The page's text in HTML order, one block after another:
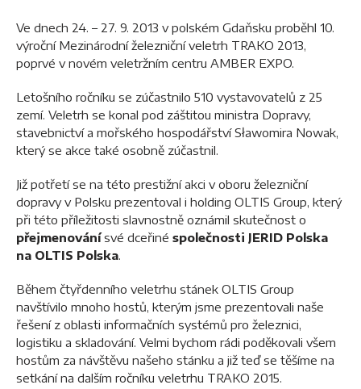
Ve dnech 24. – 27. 9. 2013 v polském Gdaňsku proběhl 10.
výroční Mezinárodní železniční veletrh TRAKO 2013,
poprvé v novém veletržním centru AMBER EXPO.
Letošního ročníku se zúčastnilo 510 vystavovatelů z 25
zemí. Veletrh se konal pod záštitou ministra Dopravy,
stavebnictví a mořského hospodářství Sławomira Nowak,
který se akce také osobně zúčastnil.
Již potřetí se na této prestižní akci v oboru železniční
dopravy v Polsku prezentoval i holding OLTIS Group, který
při této příležitosti slavnostně oznámil skutečnost o
přejmenovánísvé dceřiné společnosti JERID Polska
na OLTIS Polska.
Během čtyřdenního veletrhu stánek OLTIS Group
navštívilo mnoho hostů, kterým jsme prezentovali naše
řešení z oblasti informačních systémů pro železnici,
logistiku a skladování. Velmi bychom rádi poděkovali všem
hostům za návštěvu našeho stánku a již teď se těšíme na
setkání na dalším ročníku veletrhu TRAKO 2015.